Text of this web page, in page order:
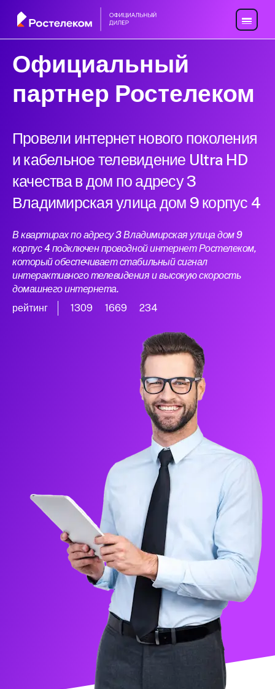
Официальный
партнер Ростелеком
Провели интернет нового поколения
и кабельное телевидение Ultra HD
качества в дом по адресу 3
Владимирская улица дом 9 корпус 4
В квартирах по адресу 3 Владимирская улица дом 9
корпус 4 подключен проводной интернет Ростелеком,
который обеспечивает стабильный сигнал
интерактивного телевидения и высокую скорость
домашнего интернета.
рейтинг
1309 1669 234